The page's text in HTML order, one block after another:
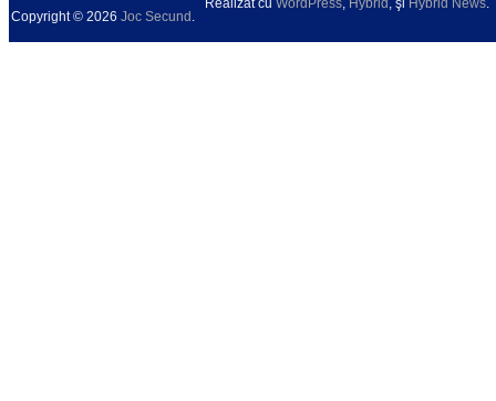
Copyright © 2026 Joc Secund .
Realizat cu WordPress, Hybrid , şi Hybrid News.